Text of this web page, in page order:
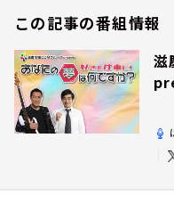
この記事の番組情報
滋